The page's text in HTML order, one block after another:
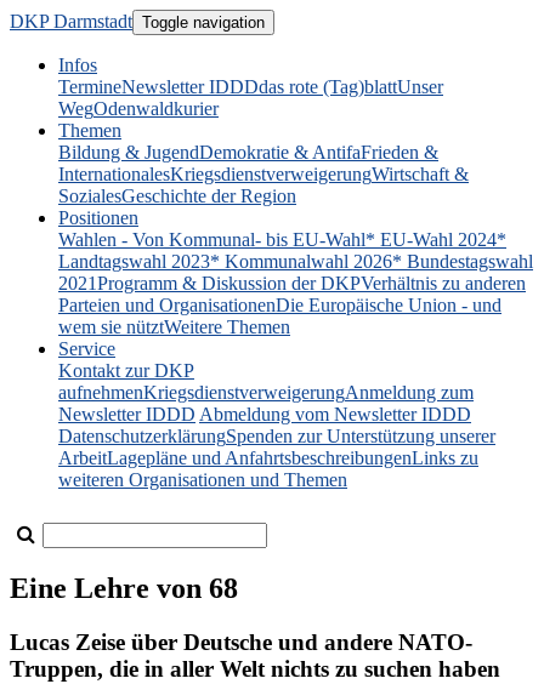
DKP Darmstadt Toggle navigation
Infos
TermineNewsletter IDDDdas rote (Tag)blattUnser
WegOdenwaldkurier
Themen
Bildung & JugendDemokratie & AntifaFrieden &
InternationalesKriegsdienstverweigerungWirtschaft &
SozialesGeschichte der Region
Positionen
Wahlen - Von Kommunal- bis EU-Wahl* EU-Wahl 2024*
Landtagswahl 2023* Kommunalwahl 2026* Bundestagswahl
2021Programm & Diskussion der DKPVerhältnis zu anderen
Parteien und OrganisationenDie Europäische Union - und
wem sie nütztWeitere Themen
Service
Kontakt zur DKP
aufnehmenKriegsdienstverweigerungAnmeldung zum
Newsletter IDDD Abmeldung vom Newsletter IDDD
DatenschutzerklärungSpenden zur Unterstützung unserer
ArbeitLagepläne und AnfahrtsbeschreibungenLinks zu
weiteren Organisationen und Themen
Eine Lehre von 68
Lucas Zeise über Deutsche und andere NATO-
Truppen, die in aller Welt nichts zu suchen haben